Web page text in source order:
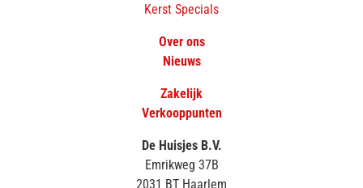
Kerst Specials
Over ons
Nieuws
Zakelijk
Verkooppunten
De Huisjes B.V.
Emrikweg 37B
2031 BT Haarlem